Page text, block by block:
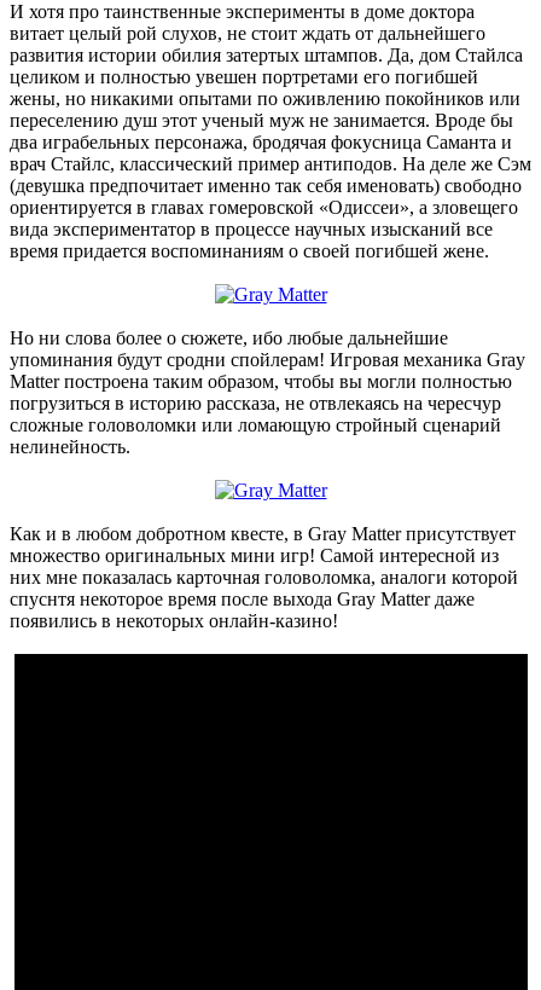
И хотя про таинственные эксперименты в доме доктора
витает целый рой слухов, не стоит ждать от дальнейшего
развития истории обилия затертых штампов. Да, дом Стайлса
целиком и полностью увешен портретами его погибшей
жены, но никакими опытами по оживлению покойников или
переселению душ этот ученый муж не занимается. Вроде бы
два играбельных персонажа, бродячая фокусница Саманта и
врач Стайлс, классический пример антиподов. На деле же Сэм
(девушка предпочитает именно так себя именовать) свободно
ориентируется в главах гомеровской «Одиссеи», а зловещего
вида экспериментатор в процессе научных изысканий все
время придается воспоминаниям о своей погибшей жене.
Но ни слова более о сюжете, ибо любые дальнейшие
упоминания будут сродни спойлерам! Игровая механика Gray
Matter построена таким образом, чтобы вы могли полностью
погрузиться в историю рассказа, не отвлекаясь на чересчур
сложные головоломки или ломающую стройный сценарий
нелинейность.
Как и в любом добротном квесте, в Gray Matter присутствует
множество оригинальных мини игр! Самой интересной из
них мне показалась карточная головоломка, аналоги которой
спуснтя некоторое время после выхода Gray Matter даже
появились в некоторых онлайн-казино!